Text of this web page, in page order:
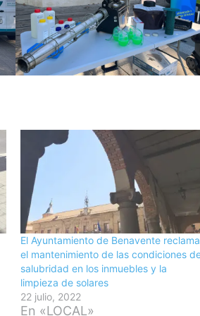
El Ayuntamiento de Benavente reclama
el mantenimiento de las condiciones
salubridad en los inmuebles y la
limpieza de solares
22 julio, 2022
En «LOCAL»